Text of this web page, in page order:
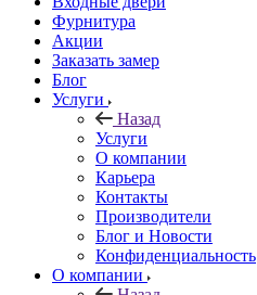
Фурнитура
Акции
Заказать замер
Блог
Услуги
Назад
Услуги
О компании
Карьера
Контакты
Производители
Блог и Новости
Конфиденциальность
О компании